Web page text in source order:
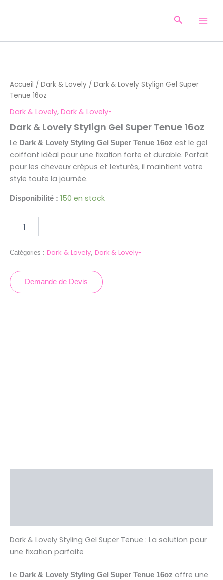
Accueil / Dark & Lovely / Dark & ​​Lovely Stylign Gel Super
Tenue 16oz
Dark & Lovely, Dark & Lovely-
Dark & ​​Lovely Stylign Gel Super Tenue 16oz
Le Dark & Lovely Styling Gel Super Tenue 16oz est le gel
coiffant idéal pour une fixation forte et durable. Parfait
pour les cheveux crépus et texturés, il maintient votre
style toute la journée.
Disponibilité : 150 en stock
&
Lovely
Gel
Tenue
16oz
Catégories : Dark & Lovely, Dark & Lovely-
Demande de Devis
Dark & Lovely Styling Gel Super Tenue : La solution pour
une fixation parfaite
Le Dark & Lovely Styling Gel Super Tenue 16oz offre une